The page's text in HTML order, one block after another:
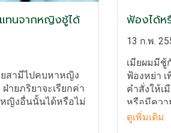
ทนจากหญิงชู้ได้
สามีไปคบหาหญิง
ายภริยาจะเรียกค่า
ญิงอื่นนั้นได้หรือไม่
ฟ้องได้ห
13 ก.พ.
เมียผมมีชู้
ฟ้องหย่า
คำสั่งให้เ
หรือมีควา
ไหมครับ
ดูเพิ่มเติม